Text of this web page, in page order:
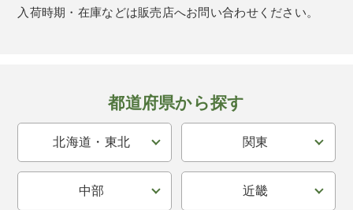
入荷時期・在庫などは販売店へお問い合わせください。
都道府県から探す
北海道・東北 関東
中部 近畿